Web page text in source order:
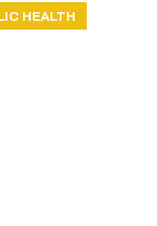
HEALTH